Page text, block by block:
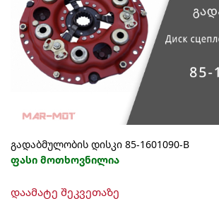
გადაბმულობის დისკი 85-1601090-B
ფასი მოთხოვნილია
დაამატე შეკვეთაზე